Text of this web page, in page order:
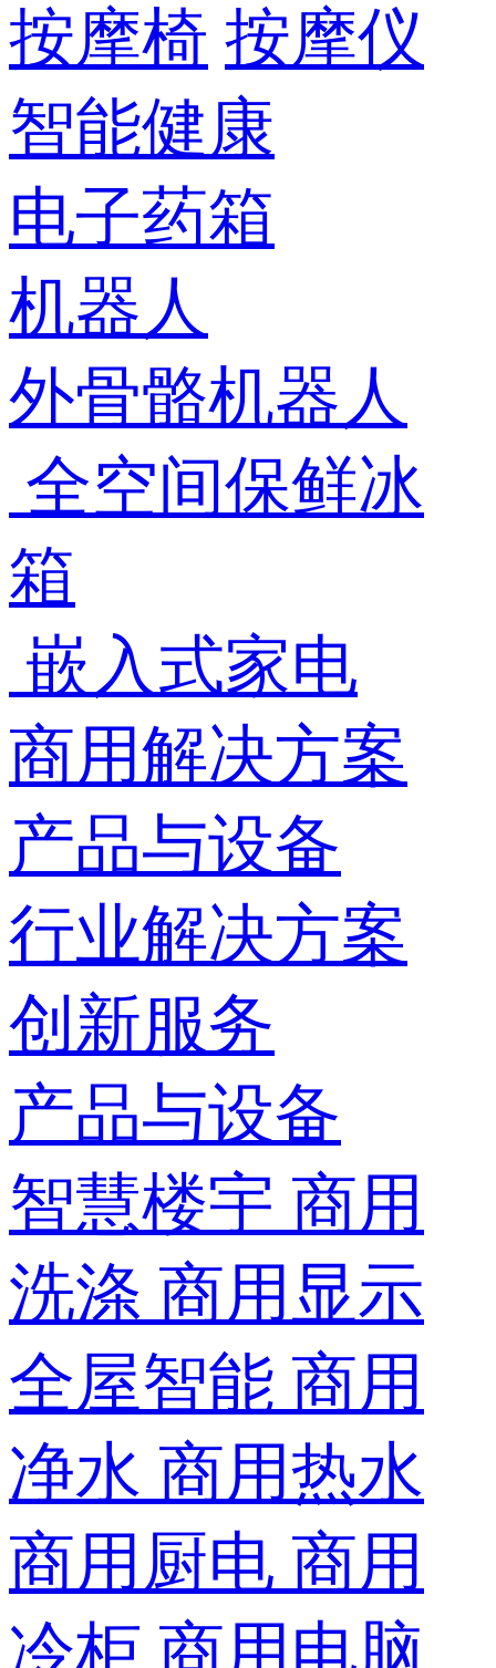
按摩椅 按摩仪
智能健康
电子药箱
机器人
外骨骼机器人
全空间保鲜冰
箱
嵌入式家电
商用解决方案
产品与设备
行业解决方案
创新服务
产品与设备
智慧楼宇 商用
洗涤 商用显示
全屋智能 商用
净水 商用热水
商用厨电 商用
冷柜 商用电脑